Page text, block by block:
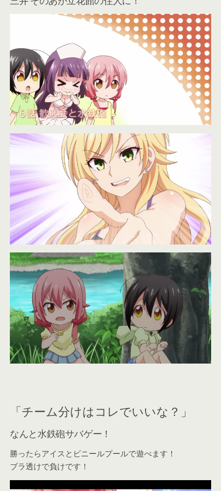
「チーム分けはコレでいいな？」
なんと水鉄砲サバゲー！
勝ったらアイスとビニールプールで遊べます！
ブラ透けで負けです！